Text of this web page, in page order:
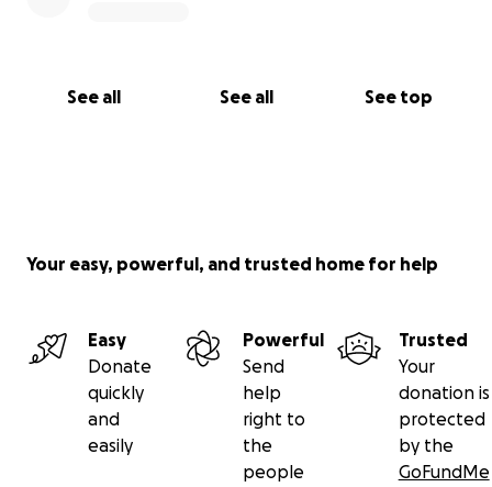
See all See all See top
Your easy, powerful, and trusted home for help
Easy
Donate
quickly
and
easily
Powerful
Send
help
right to
the
people
Trusted
Your
donation is
protected
by the
GoFundMe